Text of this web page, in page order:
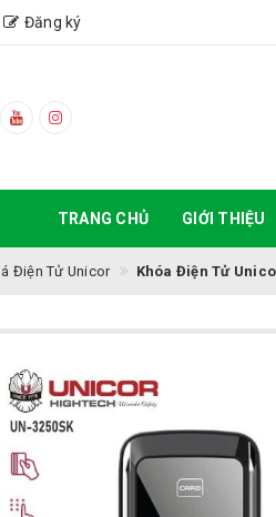
Đăng ký
TRANG CHỦ GIỚI THIỆU
Điện Tử Unicor Khóa Điện Tử